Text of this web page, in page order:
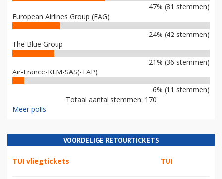
47% (81 stemmen)
European Airlines Group (EAG)
24% (42 stemmen)
The Blue Group
21% (36 stemmen)
Air-France-KLM-SAS(-TAP)
6% (11 stemmen)
Totaal aantal stemmen: 170
Meer polls
VOORDELIGE RETOURTICKETS
TUI vliegtickets TUI